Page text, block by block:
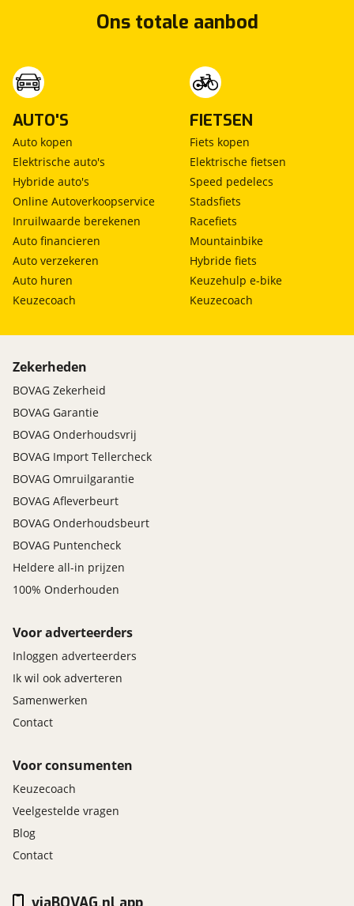
Ons totale aanbod
AUTO'S
Auto kopen
Elektrische auto's
Hybride auto's
Online Autoverkoopservice
Inruilwaarde berekenen
Auto financieren
Auto verzekeren
Auto huren
Keuzecoach
FIETSEN
Fiets kopen
Elektrische fietsen
Speed pedelecs
Stadsfiets
Racefiets
Mountainbike
Hybride fiets
Keuzehulp e-bike
Keuzecoach
Zekerheden
BOVAG Zekerheid
BOVAG Garantie
BOVAG Onderhoudsvrij
BOVAG Import Tellercheck
BOVAG Omruilgarantie
BOVAG Afleverbeurt
BOVAG Onderhoudsbeurt
BOVAG Puntencheck
Heldere all-in prijzen
100% Onderhouden
Voor adverteerders
Inloggen adverteerders
Ik wil ook adverteren
Samenwerken
Contact
Voor consumenten
Keuzecoach
Veelgestelde vragen
Blog
Contact